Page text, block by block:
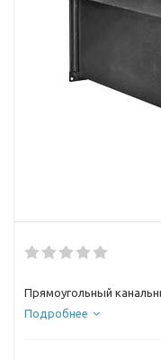
Прямоугольный
Подробнее